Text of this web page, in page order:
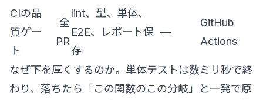
CIの品
質ゲー
ト
全
PR
lint、型、単体、
E2E、レポート保
存
—
GitHub
Actions
なぜ下を厚くするのか。単体テストは数ミリ秒で終
わり、落ちたら「この関数のこの分岐」と一発で原